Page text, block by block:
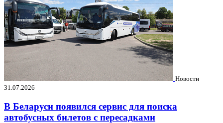
Новости
31.07.2026
В Беларуси появился сервис для поиска
автобусных билетов с пересадками